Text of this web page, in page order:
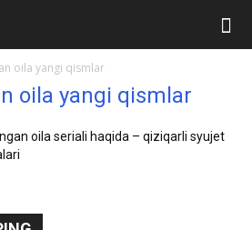
oila yangi qismlar
oila yangi qismlar
oila seriali haqida – qiziqarli syujet